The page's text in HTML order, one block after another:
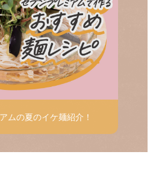
ムの夏のイケ麺紹介！